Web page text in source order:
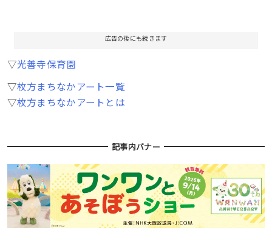
広告の後にも続きます
▽光善寺保育園
▽枚方まちなかアート一覧
▽枚方まちなかアートとは
記事内バナー